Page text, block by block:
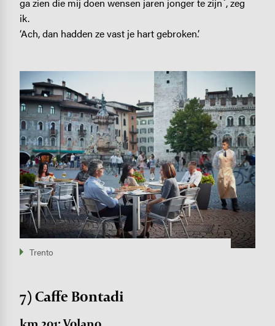
ik.
‘Ach, dan hadden ze vast je hart gebroken.’
Image
Trento
7) Caffe Bontadi